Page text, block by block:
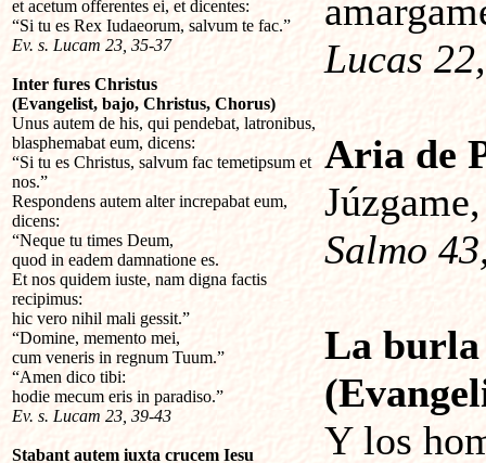
et acetum offerentes ei, et dicentes:
“Si tu es Rex Iudaeorum, salvum te fac.”
Ev. s. Lucam 23, 35-37
Inter fures Christus
(Evangelist, bajo, Christus, Chorus)
Unus autem de his, qui pendebat, latronibus,
blasphemabat eum, dicens:
“Si tu es Christus, salvum fac temetipsum et
nos.”
Respondens autem alter increpabat eum,
dicens:
“Neque tu times Deum,
quod in eadem damnatione es.
Et nos quidem iuste, nam digna factis
recipimus:
hic vero nihil mali gessit.”
“Domine, memento mei,
cum veneris in regnum Tuum.”
“Amen dico tibi:
hodie mecum eris in paradiso.”
Ev. s. Lucam 23, 39-43
Stabant autem iuxta crucem Iesu
Lucas
Aria de
Salmo
La burla
Y los